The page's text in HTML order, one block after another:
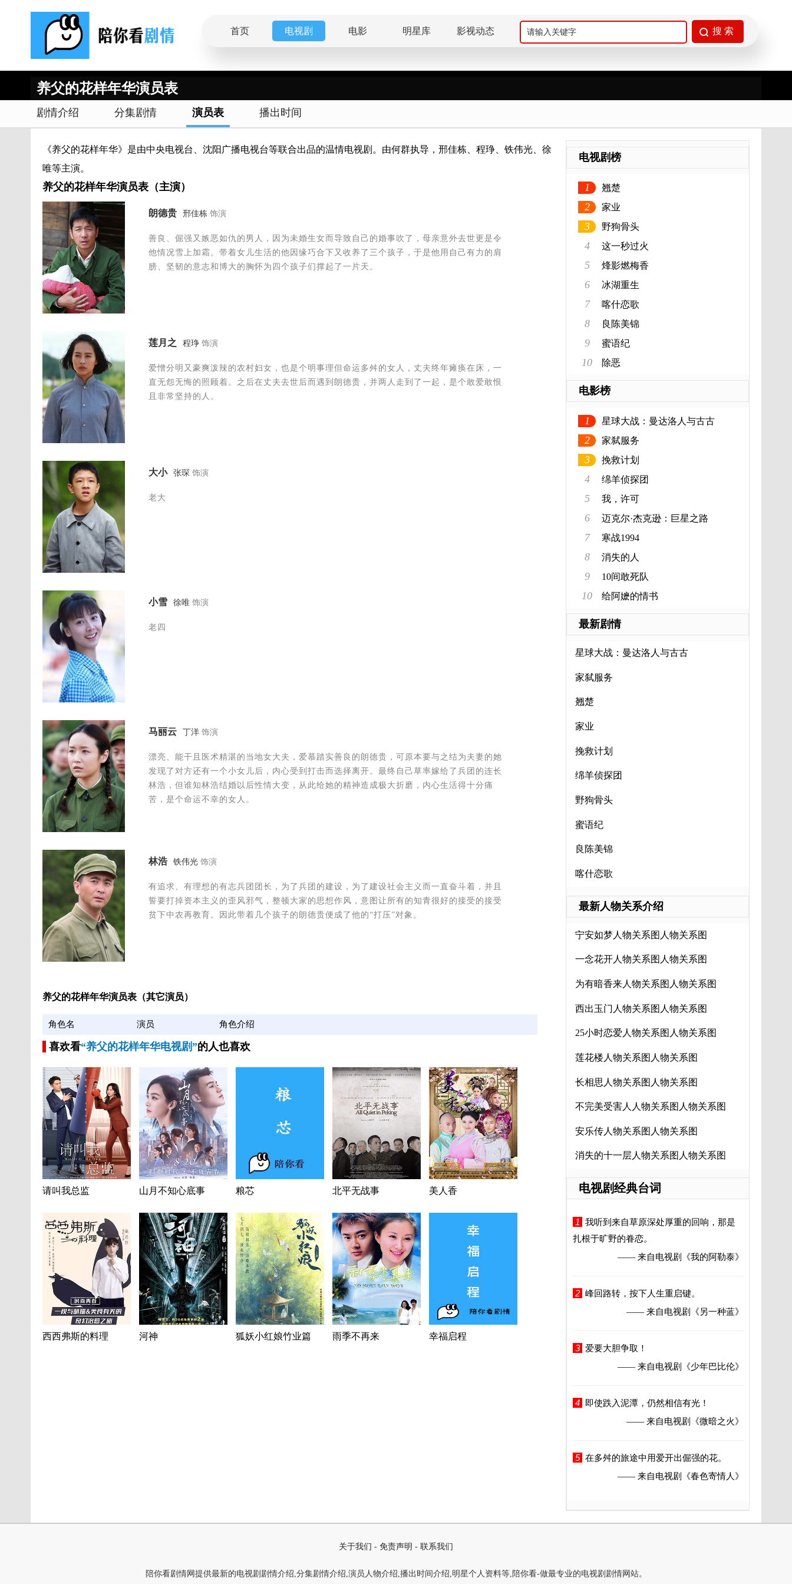
首页 电视剧 电影 明星库 影视动态
养父的花样年华演员表
剧情介绍 分集剧情 演员表 播出时间
《养父的花样年华》是由中央电视台、沈阳广播电视台等联合出品的温情电视剧。由何群执导，邢佳栋、程琤、铁伟光、徐
唯等主演。
养父的花样年华演员表（主演）
朗德贵 邢佳栋 饰演
善良、倔强又嫉恶如仇的男人，因为未婚生女而导致自己的婚事吹了，母亲意外去世更是令
他情况雪上加霜。带着女儿生活的他因缘巧合下又收养了三个孩子，于是他用自己有力的肩
膀、坚韧的意志和博大的胸怀为四个孩子们撑起了一片天。
莲月之 程琤 饰演
爱憎分明又豪爽泼辣的农村妇女，也是个明事理但命运多舛的女人，丈夫终年瘫痪在床，一
直无怨无悔的照顾着。之后在丈夫去世后而遇到朗德贵，并两人走到了一起，是个敢爱敢恨
且非常坚持的人。
大小 张琛 饰演
老大
小雪 徐唯 饰演
老四
马丽云 丁洋 饰演
漂亮、能干且医术精湛的当地女大夫，爱慕踏实善良的朗德贵，可原本要与之结为夫妻的她
发现了对方还有一个小女儿后，内心受到打击而选择离开。最终自己草率嫁给了兵团的连长
林浩，但谁知林浩结婚以后性情大变，从此给她的精神造成极大折磨，内心生活得十分痛
苦，是个命运不幸的女人。
林浩 铁伟光 饰演
有追求、有理想的有志兵团团长，为了兵团的建设，为了建设社会主义而一直奋斗着，并且
誓要打掉资本主义的歪风邪气，整顿大家的思想作风，意图让所有的知青很好的接受的接受
贫下中农再教育。因此带着几个孩子的朗德贵便成了他的“打压”对象。
养父的花样年华演员表（其它演员）
角色名 演员 角色介绍
喜欢看“养父的花样年华电视剧”的人也喜欢
请叫我总监 山月不知心底事 粮芯 北平无战事 美人香
西西弗斯的料理 河神 狐妖小红娘竹业篇 雨季不再来 幸福启程
电视剧榜
1 翘楚
2 家业
3 野狗骨头
4 这一秒过火
5 烽影燃梅香
6 冰湖重生
7 喀什恋歌
8 良陈美锦
9 蜜语纪
10 除恶
电影榜
1 星球大战：曼达洛人与古古
2 家弑服务
3 挽救计划
4 绵羊侦探团
5 我，许可
6 迈克尔·杰克逊：巨星之路
7 寒战1994
8 消失的人
9 10间敢死队
10 给阿嬷的情书
最新剧情
星球大战：曼达洛人与古古
家弑服务
翘楚
家业
挽救计划
绵羊侦探团
野狗骨头
蜜语纪
良陈美锦
喀什恋歌
最新人物关系介绍
宁安如梦人物关系图人物关系图
一念花开人物关系图人物关系图
为有暗香来人物关系图人物关系图
西出玉门人物关系图人物关系图
25小时恋爱人物关系图人物关系图
莲花楼人物关系图人物关系图
长相思人物关系图人物关系图
不完美受害人人物关系图人物关系图
安乐传人物关系图人物关系图
消失的十一层人物关系图人物关系图
电视剧经典台词
1
我听到来自草原深处厚重的回响，那是
扎根于旷野的眷恋。
—— 来自电视剧
《我的阿勒泰》
2 峰回路转，按下人生重启键。
—— 来自电视剧
《另一种蓝》
3
爱要大胆争取！
—— 来自电视剧
《少年巴比伦》
4
即使跌入泥潭，仍然相信有光！
—— 来自电视剧
《微暗之火》
5 在多舛的旅途中用爱开出倔强的花。
—— 来自电视剧
《春色寄情人》
关于我们 - 免责声明 - 联系我们
陪你看剧情网提供最新的电视剧剧情介绍,分集剧情介绍,演员人物介绍,播出时间介绍,明星个人资料等,陪你看-做最专业的电视剧剧情网站。